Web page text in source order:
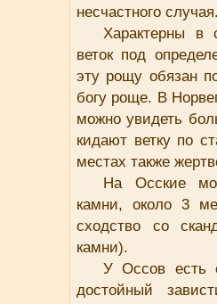
несчастного
Характерны в
веток под
эту рощу обязан
богу роще. В
можно увидеть
кидают ветку по
местах также
На Осские
камни, около 3
сходство со
камни).
У Oссов есть
достойный